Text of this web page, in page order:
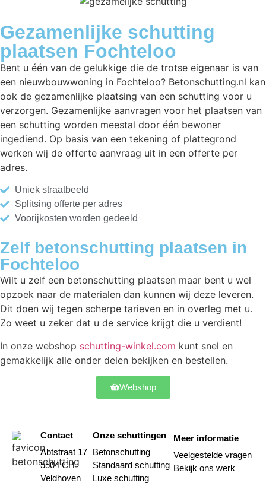
Gezamenlijke schutting
plaatsen Fochteloo
Bent u één van de gelukkige die de trotse eigenaar is van
een nieuwbouwwoning in Fochteloo? Betonschutting.nl kan
ook de gezamenlijke plaatsing van een schutting voor u
verzorgen. Gezamenlijke aanvragen voor het plaatsen van
een schutting worden meestal door één bewoner
ingediend. Op basis van een tekening of plattegrond
werken wij de offerte aanvraag uit in een offerte per
adres.
Uniek straatbeeld
Splitsing offerte per adres
Voorijkosten worden gedeeld
Zelf betonschutting plaatsen in
Fochteloo
Wilt u zelf een betonschutting plaatsen maar bent u wel
opzoek naar de materialen dan kunnen wij deze leveren.
Dit doen wij tegen scherpe tarieven en in overleg met u.
Zo weet u zeker dat u de service krijgt die u verdient!
In onze webshop schutting-winkel.com kunt snel en
gemakkelijk alle onder delen bekijken en bestellen.
Webshop
Contact
Abtstraat 17
5504 CH
Veldhoven
Onze schuttingen
Betonschutting
Standaard schutting
Luxe schutting
Meer informatie
Veelgestelde vragen
Bekijk ons werk